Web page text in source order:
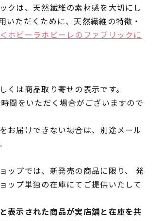
クは、天然繊維の素材感を大切にし
いただくために、天然繊維の特徴・
＜ホビーラホビーレのファブリックに
は商品取り寄せの表示です。
間をいただく場合がございますので
お届けできない場合は、別途メール
ップでは、新発売の商品に限り、 発
ップ単独の在庫にてご提供いたして
表示された商品が実店舗と在庫を共